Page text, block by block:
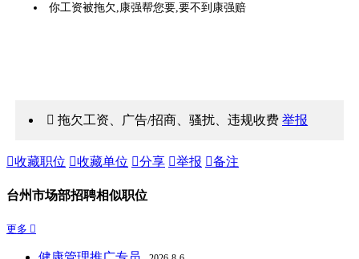
你工资被拖欠,康强帮您要,要不到康强赔
 拖欠工资、广告/招商、骚扰、违规收费举报
收藏职位 收藏单位 分享 举报 备注
台州市场部招聘相似职位
更多 